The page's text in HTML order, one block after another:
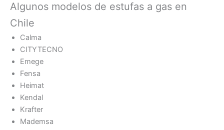
Algunos modelos de estufas a gas en
Chile
Calma
CITYTECNO
Emege
Fensa
Heimat
Kendal
Krafter
Mademsa